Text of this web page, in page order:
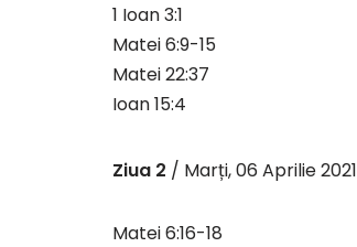
1 Ioan 3:1
Matei 6:9-15
Matei 22:37
Ioan 15:4
Ziua 2 / Marți, 06 Aprilie 2021
Matei 6:16-18